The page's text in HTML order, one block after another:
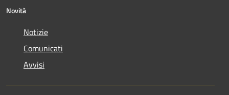
Novità
Notizie
Comunicati
Avvisi